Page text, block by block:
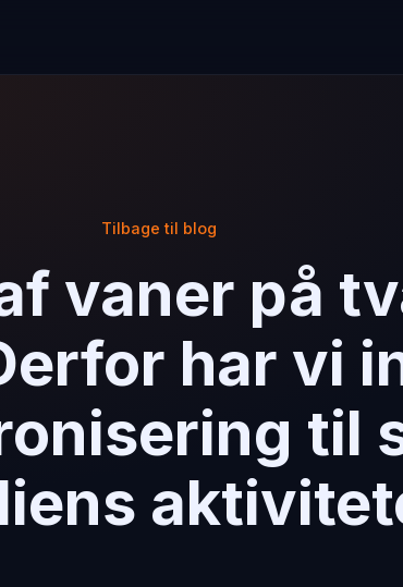
Tilbage til blog
vaner på
har vi
til